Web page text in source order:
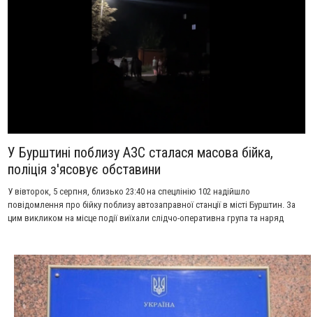
У Бурштині поблизу АЗС сталася масова бійка,
поліція з'ясовує обставини
У вівторок, 5 серпня, близько 23:40 на спецлінію 102 надійшло
повідомлення про бійку поблизу автозаправної станції в місті Бурштин. За
цим викликом на місце події виїхали слідчо-оперативна група та наряд